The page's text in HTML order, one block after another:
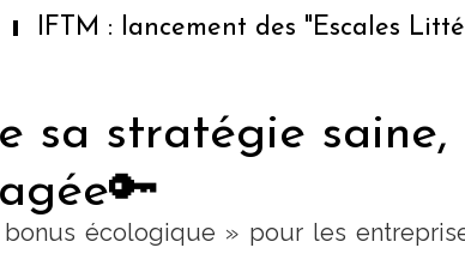
des "Escales Littéraires", la
sa stratégie saine,
bonus écologique » pour les